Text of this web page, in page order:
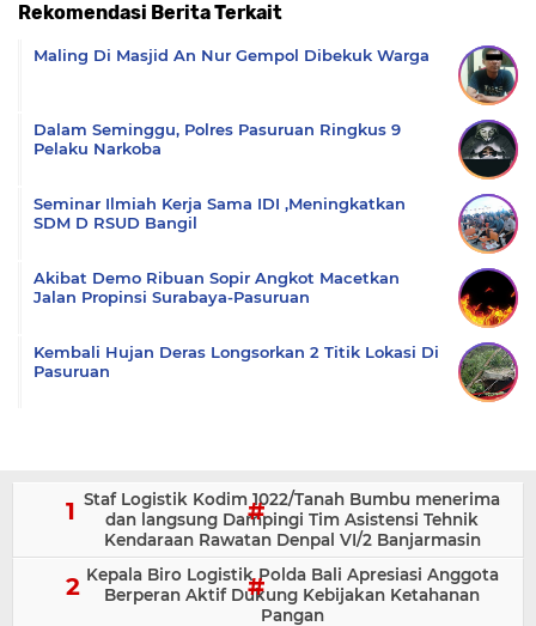
Rekomendasi Berita Terkait
Maling Di Masjid An Nur Gempol Dibekuk Warga
Dalam Seminggu, Polres Pasuruan Ringkus 9
Pelaku Narkoba
Seminar Ilmiah Kerja Sama IDI ,Meningkatkan
SDM D RSUD Bangil
Akibat Demo Ribuan Sopir Angkot Macetkan
Jalan Propinsi Surabaya-Pasuruan
Kembali Hujan Deras Longsorkan 2 Titik Lokasi Di
Pasuruan
Staf Logistik Kodim 1022/Tanah Bumbu menerima
dan langsung Dampingi Tim Asistensi Tehnik
Kendaraan Rawatan Denpal VI/2 Banjarmasin
Kepala Biro Logistik Polda Bali Apresiasi Anggota
Berperan Aktif Dukung Kebijakan Ketahanan
Pangan